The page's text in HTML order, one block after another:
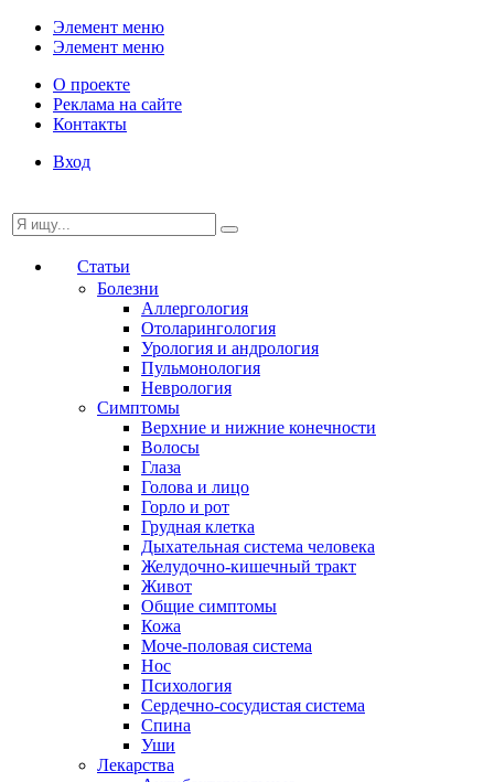
Элемент меню
Элемент меню
О проекте
Реклама на сайте
Контакты
Вход
Статьи
Болезни
Аллергология
Отоларингология
Урология и андрология
Пульмонология
Неврология
Симптомы
Верхние и нижние конечности
Волосы
Глаза
Голова и лицо
Горло и рот
Грудная клетка
Дыхательная система человека
Желудочно-кишечный тракт
Живот
Общие симптомы
Кожа
Моче-половая система
Нос
Психология
Сердечно-сосудистая система
Спина
Уши
Лекарства